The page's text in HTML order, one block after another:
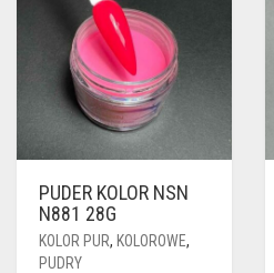
PUDER KOLOR NSN
N881 28G
KOLOR PUR, KOLOROWE,
PUDRY